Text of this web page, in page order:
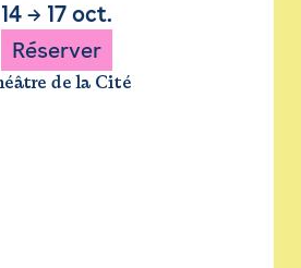
14 → 17 oct.
Réserver
de la Cité